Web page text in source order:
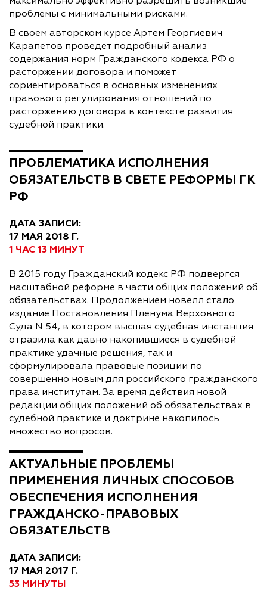
проблемы с минимальными рисками.
В своем авторском курсе Артем Георгиевич
Карапетов проведет подробный анализ
содержания норм Гражданского кодекса РФ о
расторжении договора и поможет
сориентироваться в основных изменениях
правового регулирования отношений по
расторжению договора в контексте развития
судебной практики.
ПРОБЛЕМАТИКА ИСПОЛНЕНИЯ
ОБЯЗАТЕЛЬСТВ В СВЕТЕ РЕФОРМЫ ГК
РФ
ДАТА ЗАПИСИ:
17 МАЯ 2018 Г.
1 ЧАС 13 МИНУТ
В 2015 году Гражданский кодекс РФ подвергся
масштабной реформе в части общих положений об
обязательствах. Продолжением новелл стало
издание Постановления Пленума Верховного
Суда N 54, в котором высшая судебная инстанция
отразила как давно накопившиеся в судебной
практике удачные решения, так и
сформулировала правовые позиции по
совершенно новым для российского гражданского
права институтам. За время действия новой
редакции общих положений об обязательствах в
судебной практике и доктрине накопилось
множество вопросов.
АКТУАЛЬНЫЕ ПРОБЛЕМЫ
ПРИМЕНЕНИЯ ЛИЧНЫХ СПОСОБОВ
ОБЕСПЕЧЕНИЯ ИСПОЛНЕНИЯ
ГРАЖДАНСКО-ПРАВОВЫХ
ОБЯЗАТЕЛЬСТВ
ДАТА ЗАПИСИ:
17 МАЯ 2017 Г.
53 МИНУТЫ